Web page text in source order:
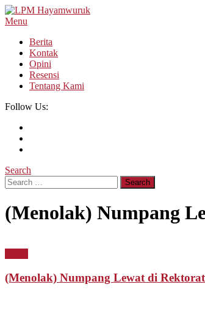
Skip
To
Menu
Berita
Kontak
Opini
Resensi
Tentang Kami
Follow Us:
Search
Search
for:
(Menolak) Numpang
(Menolak) Numpang Lewat di Rektorat